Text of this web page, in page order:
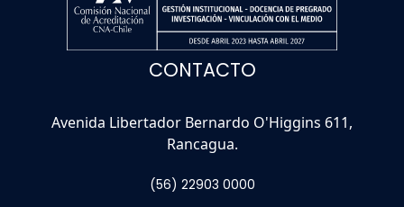
CONTACTO
Avenida Libertador Bernardo O'Higgins 611,
Rancagua.
(56) 22903 0000